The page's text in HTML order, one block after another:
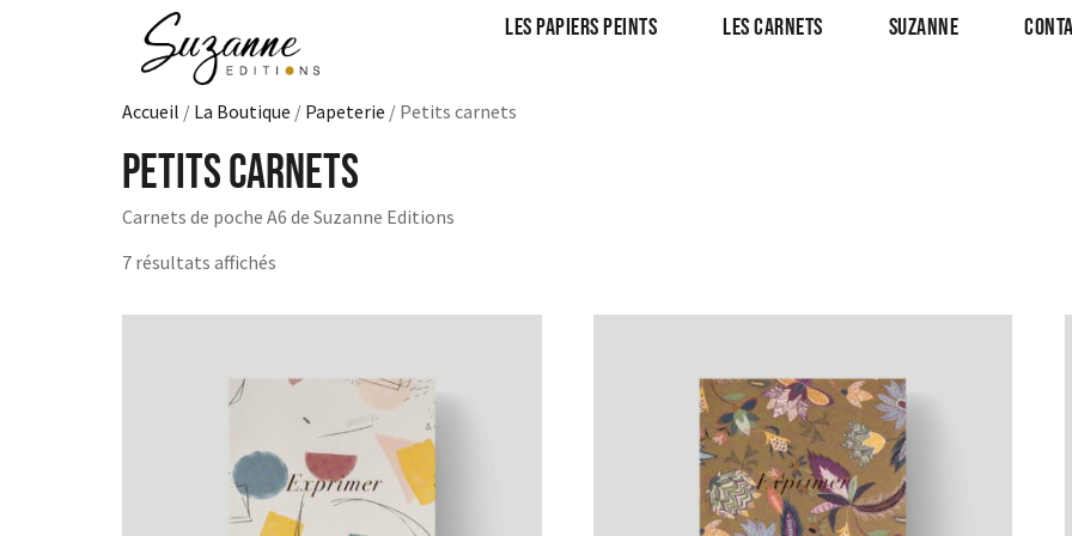
LES PAPIERS PEINTS LES CARNETS SUZANNE
Accueil / La Boutique / Papeterie / Petits carnets
Petits carnets
Carnets de poche A6 de Suzanne Editions
7 résultats affichés